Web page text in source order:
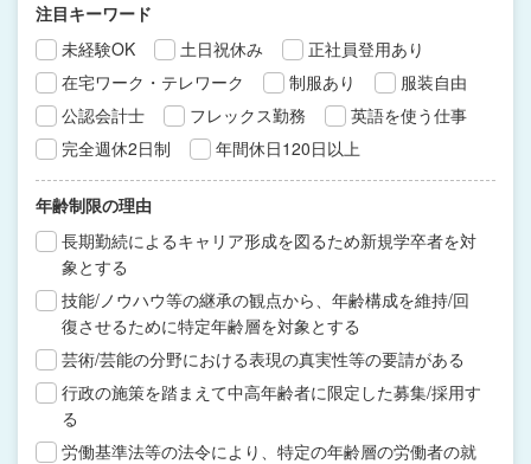
注目キーワード
未経験OK
土日祝休み
正社員登用あり
在宅ワーク・テレワーク
制服あり
服装自由
公認会計士
フレックス勤務
英語を使う仕事
完全週休2日制
年間休日120日以上
年齢制限の理由
長期勤続によるキャリア形成を図るため新規学卒者を対
象とする
技能/ノウハウ等の継承の観点から、年齢構成を維持/回
復させるために特定年齢層を対象とする
芸術/芸能の分野における表現の真実性等の要請がある
行政の施策を踏まえて中高年齢者に限定した募集/採用す
る
労働基準法等の法令により、特定の年齢層の労働者の就